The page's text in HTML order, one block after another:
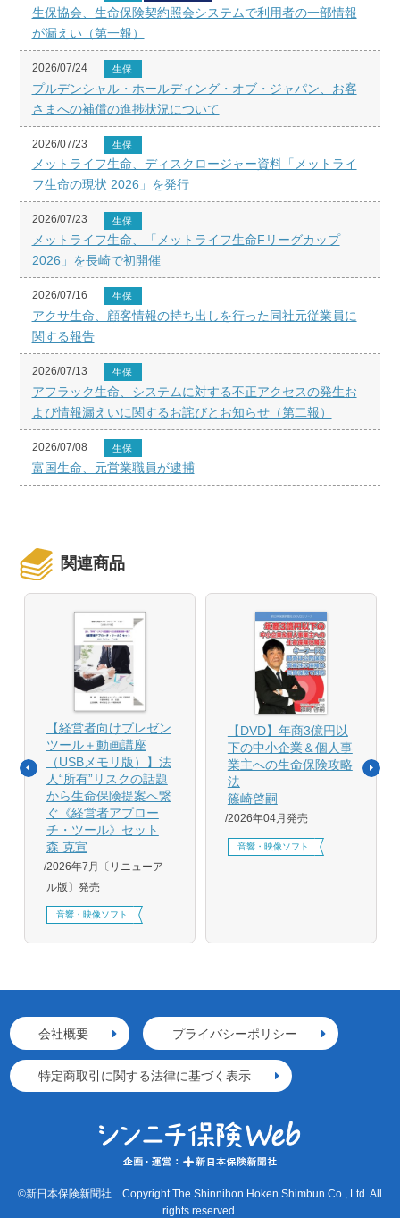
生保協会、生命保険契約照会システムで利用者の一部情報
が漏えい（第一報）
2026/07/24 生保
プルデンシャル・ホールディング・オブ・ジャパン、お客
さまへの補償の進捗状況について
2026/07/23 生保
メットライフ生命、ディスクロージャー資料「メットライ
フ生命の現状 2026」を発行
2026/07/23 生保
メットライフ生命、「メットライフ生命Fリーグカップ
2026」を長崎で初開催
2026/07/16 生保
アクサ生命、顧客情報の持ち出しを行った同社元従業員に
関する報告
2026/07/13 生保
アフラック生命、システムに対する不正アクセスの発生お
よび情報漏えいに関するお詫びとお知らせ（第二報）
2026/07/08 生保
富国生命、元営業職員が逮捕
関連商品
【経営者向けプレゼン
ツール＋動画講座
（USBメモリ版）】法
人“所有”リスクの話題
から生命保険提案へ繋
ぐ《経営者アプロー
チ・ツール》セット
森 克宣
2026年7月〔リニューア
ル版〕発売
音響・映像ソフト
【DVD】年商3億円以
下の中小企業＆個人事
業主への生命保険攻略
法
篠崎啓嗣
2026年04月発売
音響・映像ソフト
会社概要 プライバシーポリシー
特定商取引に関する法律に基づく表示
©新日本保険新聞社 Copyright The Shinnihon Hoken Shimbun Co., Ltd. All
rights reserved.